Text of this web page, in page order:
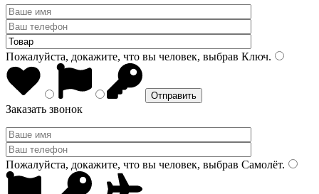
Пожалуйста, докажите, что вы человек, выбрав Ключ.
Заказать звонок
Пожалуйста, докажите, что вы человек, выбрав Самолёт.